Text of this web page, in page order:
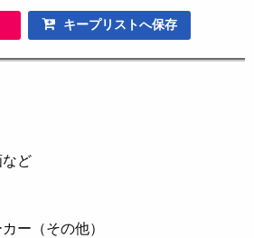
キープリストへ保存
ど
ー（その他）